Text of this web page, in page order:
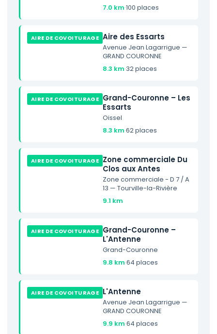
7.0 km·100 places
AIRE DE COVOITURAGE Aire des Essarts
Avenue Jean Lagarrigue —
GRAND COURONNE
8.3 km·32 places
AIRE DE COVOITURAGE Grand-Couronne – Les
Essarts
Oissel
8.3 km·62 places
AIRE DE COVOITURAGE Zone commerciale Du
Clos aux Antes
Zone commerciale - D 7 / A
13 — Tourville-la-Rivière
9.1 km
AIRE DE COVOITURAGE Grand-Couronne –
L'Antenne
Grand-Couronne
9.8 km·64 places
AIRE DE COVOITURAGE L'Antenne
Avenue Jean Lagarrigue —
GRAND COURONNE
9.9 km·64 places